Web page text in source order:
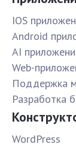
IOS
Android
AI
Web-
Поддержка
Разработка
WordPress